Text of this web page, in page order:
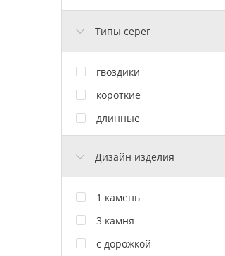
Типы серег
гвоздики
короткие
длинные
Дизайн изделия
1 камень
3 камня
с дорожкой